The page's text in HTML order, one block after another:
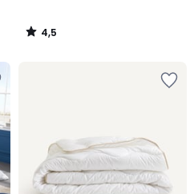
4,5
/